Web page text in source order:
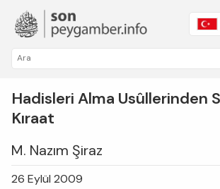
Hadisleri Alma Usûllerinden
Kıraat
M. Nazım Şiraz
26 Eylül 2009